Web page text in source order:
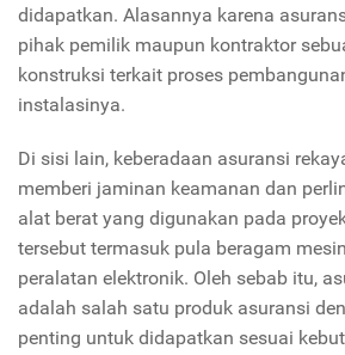
didapatkan. Alasannya karena
pihak pemilik maupun kontraktor
konstruksi terkait proses
instalasinya.
Di sisi lain, keberadaan asuransi
memberi jaminan keamanan dan
alat berat yang digunakan pada
tersebut termasuk pula beragam
peralatan elektronik. Oleh sebab itu,
adalah salah satu produk asuransi
penting untuk didapatkan sesuai